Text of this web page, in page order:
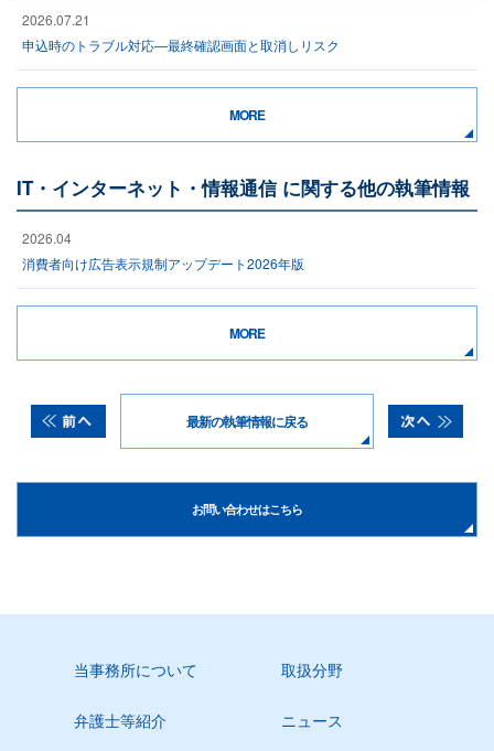
2026.07.21
申込時のトラブル対応―最終確認画面と取消しリスク
MORE
IT・インターネット・情報通信 に関する他の執筆情報
2026.04
消費者向け広告表示規制アップデート2026年版
MORE
最新の執筆情報に戻る
お問い合わせはこちら
当事務所について 取扱分野
弁護士等紹介 ニュース